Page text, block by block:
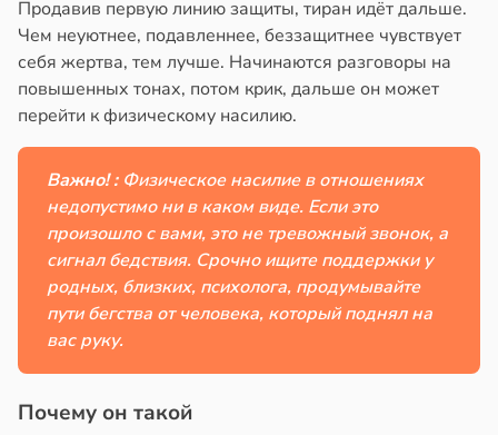
Продавив первую линию защиты, тиран идёт дальше.
Чем неуютнее, подавленнее, беззащитнее чувствует
себя жертва, тем лучше. Начинаются разговоры на
повышенных тонах, потом крик, дальше он может
перейти к физическому насилию.
Важно! : Физическое насилие в отношениях
недопустимо ни в каком виде. Если это
произошло с вами, это не тревожный звонок, а
сигнал бедствия. Срочно ищите поддержки у
родных, близких, психолога, продумывайте
пути бегства от человека, который поднял на
вас руку.
Почему он такой